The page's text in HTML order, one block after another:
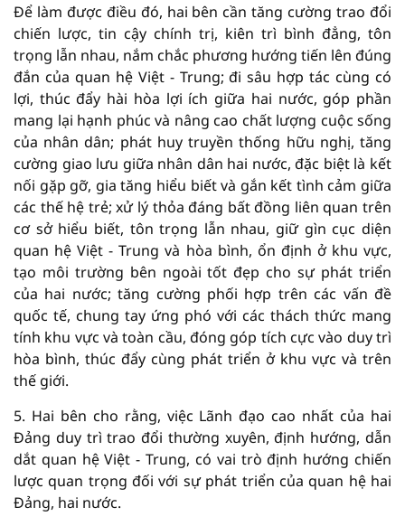
Để làm được điều đó, hai bên cần tăng cường trao đổi
chiến lược, tin cậy chính trị, kiên trì bình đẳng, tôn
trọng lẫn nhau, nắm chắc phương hướng tiến lên đúng
đắn của quan hệ Việt - Trung; đi sâu hợp tác cùng có
lợi, thúc đẩy hài hòa lợi ích giữa hai nước, góp phần
mang lại hạnh phúc và nâng cao chất lượng cuộc sống
của nhân dân; phát huy truyền thống hữu nghị, tăng
cường giao lưu giữa nhân dân hai nước, đặc biệt là kết
nối gặp gỡ, gia tăng hiểu biết và gắn kết tình cảm giữa
các thế hệ trẻ; xử lý thỏa đáng bất đồng liên quan trên
cơ sở hiểu biết, tôn trọng lẫn nhau, giữ gìn cục diện
quan hệ Việt - Trung và hòa bình, ổn định ở khu vực,
tạo môi trường bên ngoài tốt đẹp cho sự phát triển
của hai nước; tăng cường phối hợp trên các vấn đề
quốc tế, chung tay ứng phó với các thách thức mang
tính khu vực và toàn cầu, đóng góp tích cực vào duy trì
hòa bình, thúc đẩy cùng phát triển ở khu vực và trên
thế giới.
5. Hai bên cho rằng, việc Lãnh đạo cao nhất của hai
Đảng duy trì trao đổi thường xuyên, định hướng, dẫn
dắt quan hệ Việt - Trung, có vai trò định hướng chiến
lược quan trọng đối với sự phát triển của quan hệ hai
Đảng, hai nước.